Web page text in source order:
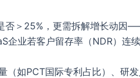
否＞25%，更需拆解增长动因
业若客户留存率（NDR）
（如PCT国际专利占比）、研